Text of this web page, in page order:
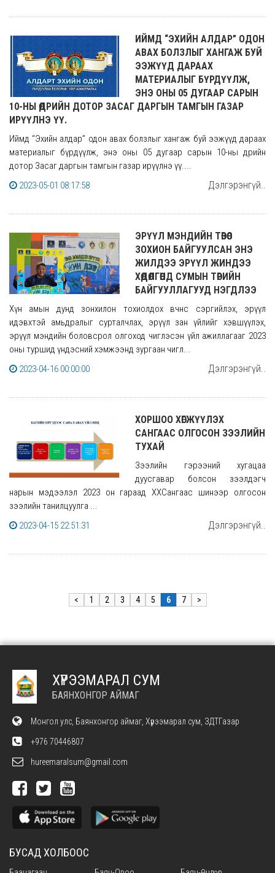
ИЙМД “ЭХИЙН АЛДАР” ОДОН
АВАХ БОЛЗЛЫГ ХАНГАЖ БУЙ
ЭЭЖҮҮД ДАРААХ
МАТЕРИАЛЫГ БҮРДҮҮЛЖ,
ЭНЭ ОНЫ 05 ДУГААР САРЫН
10-НЫ ӨДРИЙН ДОТОР ЗАСАГ ДАРГЫН ТАМГЫН ГАЗАР
ИРҮҮЛНЭ ҮҮ.
Иймд “Эхийн алдар” одон авах болзлыг хангаж буй ээжүүд дараах
материалыг бүрдүүлж, энэ оны 05 дугаар сарын 10-ны өдрийн
дотор Засаг даргын тамгын газар ирүүлнэ үү....
2023-05-01 08:17:58
Дэлгэрэнгүй..
ЭРҮҮЛ МЭНДИЙН ТӨВӨӨС
ЗОХИОН БАЙГУУЛСАН ЭНЭ
ЖИЛДЭЭ ЭРҮҮЛ ЖИНДЭЭ
ХӨДӨЛГӨӨНД СУМЫН ТӨРИЙН
БАЙГУУЛЛАГУУД НЭГДЛЭЭ
Хүн амын дунд зонхилон тохиолдох өвчнөөс сэргийлэх, эрүүл
идэвхтэй амьдралыг сурталчлах, эрүүл зан үйлийг хэвшүүлэх,
эрүүл мэндийн боловсрол олгоход чиглэсэн үйл ажиллагааг 2023
оны туршид үндэсний хэмжээнд зургаан чигл...
2023-04-16 00:00:00
Дэлгэрэнгүй..
ХОРШОО ХӨГЖҮҮЛЭХ
САНГААС ОЛГОСОН ЗЭЭЛИЙН
ТУХАЙ
Зээлийн гэрээний хугацаа
дуусгавар болсон зээлдэгч
нарын мэдээлэл 2023 он гараад ХХСангаас шинээр олгосон
зээлийн танилцуулга ...
2023-04-15 22:51:31
Дэлгэрэнгүй..
< 1 2 3 4 5 6 7 >
ХҮРЭЭМАРАЛ СУМ
БАЯНХОНГОР АЙМАГ
Монгол улс, Баянхонгор аймаг, Хүрээмарал сум, ЗДТГазар
+976 70446807
hureemaralsum@gmail.com
БУСАД ХОЛБООС